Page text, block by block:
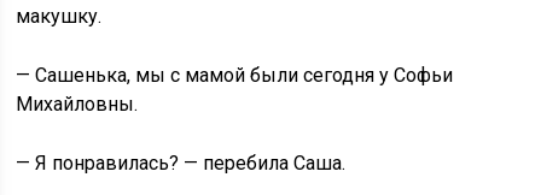
макушку.
— Сашенька, мы с мамой были сегодня у Софьи
Михайловны.
— Я понравилась? — перебила Саша.